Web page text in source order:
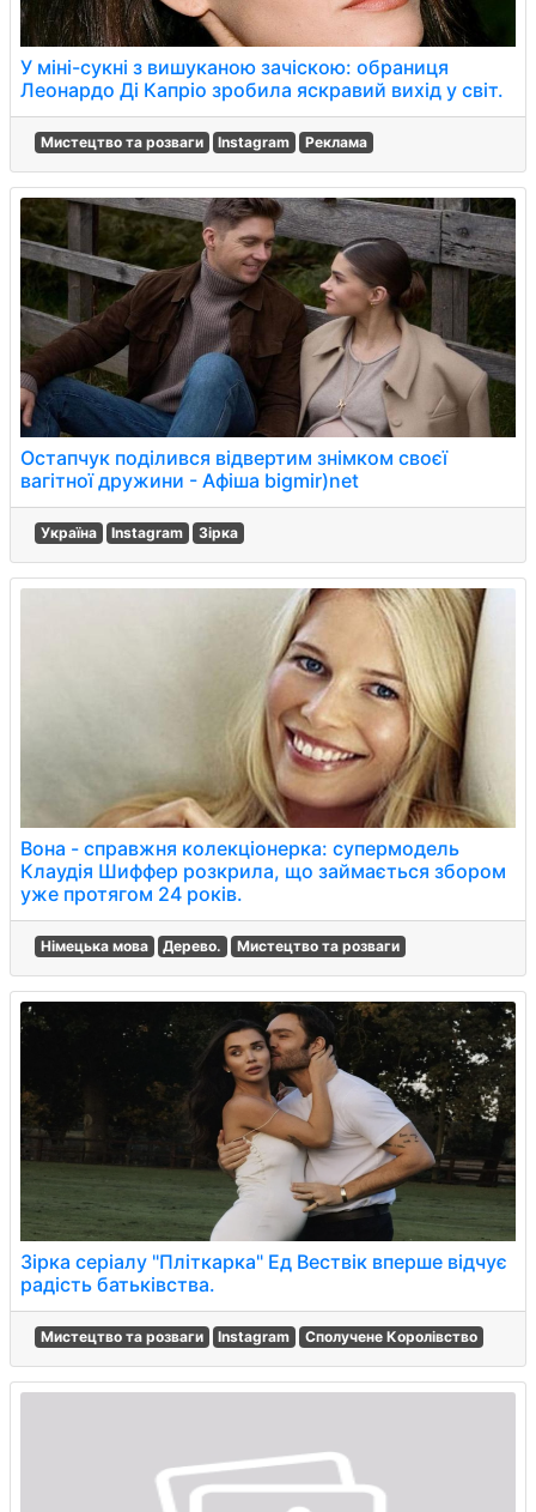
У міні-сукні з вишуканою зачіскою: обраниця
Леонардо Ді Капріо зробила яскравий вихід у світ.
Мистецтво та розваги Instagram Реклама
Остапчук поділився відвертим знімком своєї
вагітної дружини - Афіша bigmir)net
Україна Instagram Зірка
Вона - справжня колекціонерка: супермодель
Клаудія Шиффер розкрила, що займається збором
уже протягом 24 років.
Німецька мова Дерево. Мистецтво та розваги
Зірка серіалу "Пліткарка" Ед Вествік вперше відчує
радість батьківства.
Мистецтво та розваги Instagram Сполучене Королівство